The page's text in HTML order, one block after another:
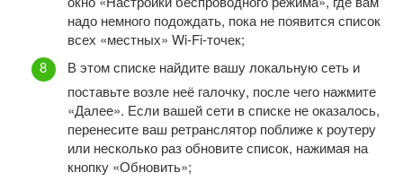
надо немного подождать, пока не появится список
всех «местных» Wi-Fi-точек;
В этом списке найдите вашу локальную сеть и
поставьте возле неё галочку, после чего нажмите
«Далее». Если вашей сети в списке не оказалось,
перенесите ваш ретранслятор поближе к роутеру
или несколько раз обновите список, нажимая на
кнопку «Обновить»;